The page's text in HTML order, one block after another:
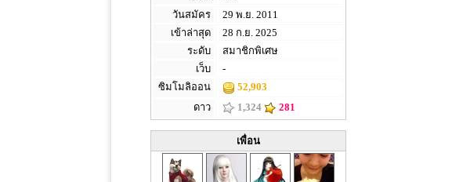
วันสมัคร
29 พ.ย. 2011
เข้าล่าสุด
28 ก.ย. 2025
ระดับ
สมาชิกพิเศษ
เว็บ
-
ซิมโมลิออน
52,903
ดาว
1,324 281
เพื่อน